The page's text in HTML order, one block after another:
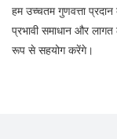
हम उच्चतम गुणवत्ता
प्रभावी समाधान और
रूप से सहयोग करेंगे।